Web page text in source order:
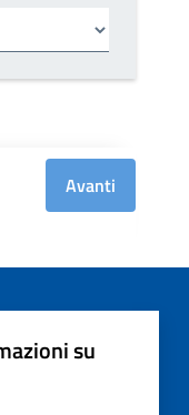
Avanti
su